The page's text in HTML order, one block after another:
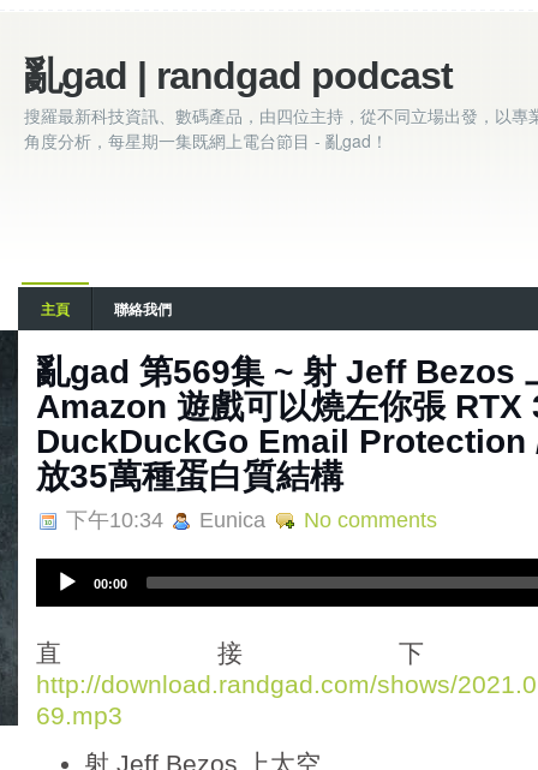
亂gad | randgad podcast
搜羅最新科技資訊、數碼產品，由四位主持，從不同立場出發，以專
角度分析，每星期一集既網上電台節目 - 亂gad！
主頁 聯絡我們
亂‌‌‌gad‌‌‌ ‌‌‌‌‌第‌‌‌569集 ~ 射 Jeff Bezos
Amazon 遊戲可以燒左你張 RTX
DuckDuckGo Email Protection
放35萬種蛋白質結構
下午10:34 Eunica No comments
i
o
P
l
00:00
直接
http://download.randgad.com/shows/
69.mp3
射 Jeff Bezos 上太空